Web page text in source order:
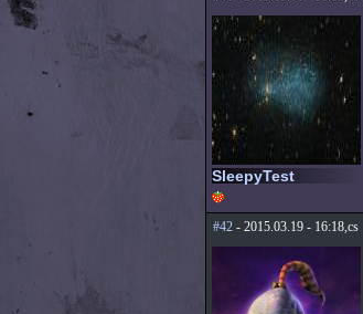
SleepyTest
#42- 2015.03.19 - 16:18,cs